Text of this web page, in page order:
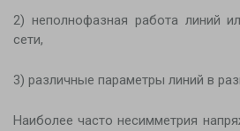
2) неполнофазная работа линий
сети,
3) различные параметры линий в
Наиболее часто несимметрия